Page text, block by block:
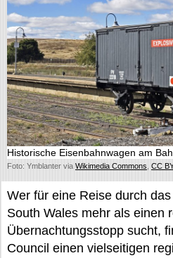
Historische Eisenbahnwagen am
Foto: Ymblanter via Wikimedia Commons CC
Wer für eine Reise durch
South Wales mehr als einen
Übernachtungsstopp sucht,
Council einen vielseitigen